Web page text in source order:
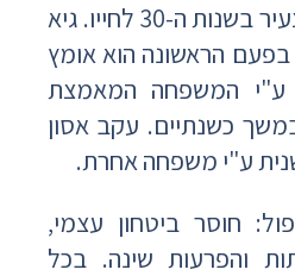
פעם טיפלתי בגבר צעיר בשנות ה-30 לחייו. גיא
הראשונה הוא אומץ
ע"י המשפחה המאמצת
כשנתיים. עקב אסון
ע"י משפחה אחרת.
חוסר ביטחון עצמי,
והפרעות שינה. בכל